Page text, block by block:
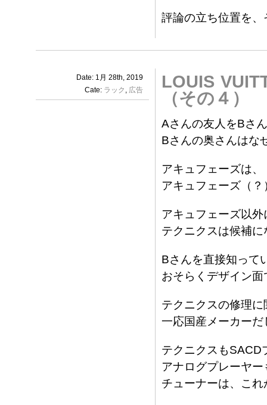
評論の立ち位置を
Date: 1月 28th, 2019
Cate: ラック , 広告
LOUIS
（その４）
Aさんの友人をBさ
Bさんの奥さんはな
アキュフェーズは
アキュフェーズ（
アキュフェーズ以
テクニクスは候補
Bさんを直接知って
おそらくデザイン
テクニクスの修理
一応国産メーカー
テクニクスもSACD
アナログプレーヤー
チューナーは、こ